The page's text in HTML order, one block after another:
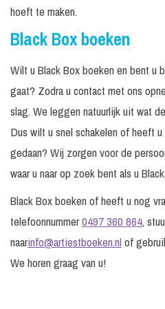
hoeft te maken.
Black Box boeken
Wilt u Black Box boeken en bent u
gaat? Zodra u contact met ons
slag. We leggen natuurlijk uit wat
Dus wilt u snel schakelen of heeft
gedaan? Wij zorgen voor de
waar u naar op zoek bent als u
Black Box boeken of heeft u nog
telefoonnummer0497 360 864,
naarinfo@artiestboeken.nlof
We horen graag van u!